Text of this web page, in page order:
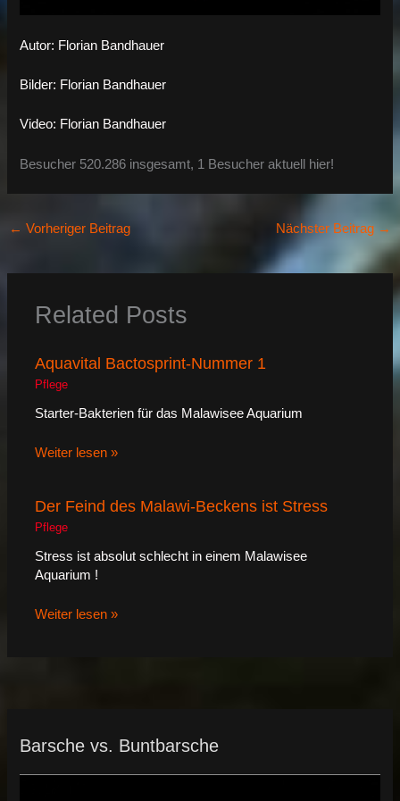
Autor: Florian Bandhauer
Bilder: Florian Bandhauer
Video: Florian Bandhauer
Besucher 520.286 insgesamt, 1 Besucher aktuell hier!
← Vorheriger Beitrag Nächster Beitrag →
Related Posts
Aquavital Bactosprint-Nummer 1
Pflege
Starter-Bakterien für das Malawisee Aquarium
Weiter lesen »
Der Feind des Malawi-Beckens ist Stress
Pflege
Stress ist absolut schlecht in einem Malawisee
Aquarium !
Weiter lesen »
Barsche vs. Buntbarsche